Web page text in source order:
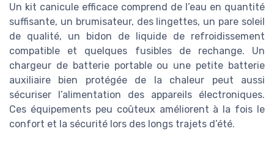
Un kit canicule efficace comprend de l’eau en quantité
suffisante, un brumisateur, des lingettes, un pare soleil
de qualité, un bidon de liquide de refroidissement
compatible et quelques fusibles de rechange. Un
chargeur de batterie portable ou une petite batterie
auxiliaire bien protégée de la chaleur peut aussi
sécuriser l’alimentation des appareils électroniques.
Ces équipements peu coûteux améliorent à la fois le
confort et la sécurité lors des longs trajets d’été.